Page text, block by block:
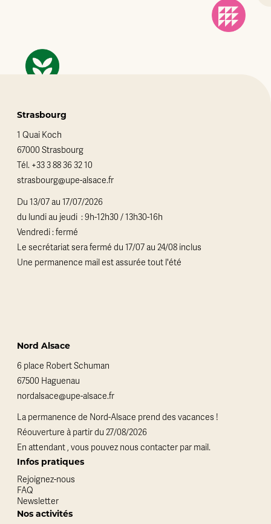
Strasbourg
1 Quai Koch
67000 Strasbourg
Tél. +33 3 88 36 32 10
strasbourg@upe-alsace.fr
Du 13/07 au 17/07/2026
du lundi au jeudi : 9h-12h30 / 13h30-16h
Vendredi : fermé
Le secrétariat sera fermé du 17/07 au 24/08 inclus
Une permanence mail est assurée tout l'été
Nord Alsace
6 place Robert Schuman
67500 Haguenau
nordalsace@upe-alsace.fr
La permanence de Nord-Alsace prend des vacances !
Réouverture à partir du 27/08/2026
En attendant , vous pouvez nous contacter par mail.
Infos pratiques
Rejoignez-nous
FAQ
Newsletter
Nos activités